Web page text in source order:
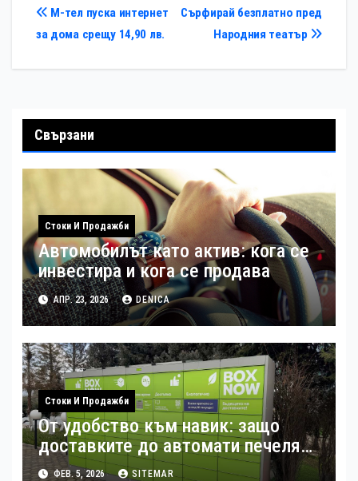
Навигация
Сърфирай безплатно пред
Народния театър
М-тел пуска интернет
за дома срещу 14,90 лв.
Свързани
Стоки И Продажби
Автомобилът като актив: кога се
инвестира и кога се продава
АПР. 23, 2026 DENICA
Стоки И Продажби
От удобство към навик: защо
доставките до автомати печелят
потребителите
ФЕВ. 5, 2026 SITEMAR